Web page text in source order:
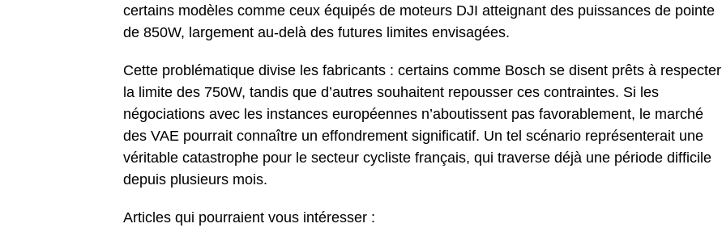
certains modèles comme ceux équipés de moteurs DJI atteignant des puissances de pointe
de 850W, largement au-delà des futures limites envisagées.
Cette problématique divise les fabricants : certains comme Bosch se disent prêts à respecter
la limite des 750W, tandis que d’autres souhaitent repousser ces contraintes. Si les
négociations avec les instances européennes n’aboutissent pas favorablement, le marché
des VAE pourrait connaître un effondrement significatif. Un tel scénario représenterait une
véritable catastrophe pour le secteur cycliste français, qui traverse déjà une période difficile
depuis plusieurs mois.
Articles qui pourraient vous intéresser :